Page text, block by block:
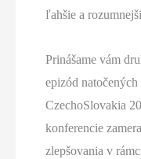
ľahšie a
Prinášame vám
epizód
CzechoSlovakia
konferencie
zlepšovania v